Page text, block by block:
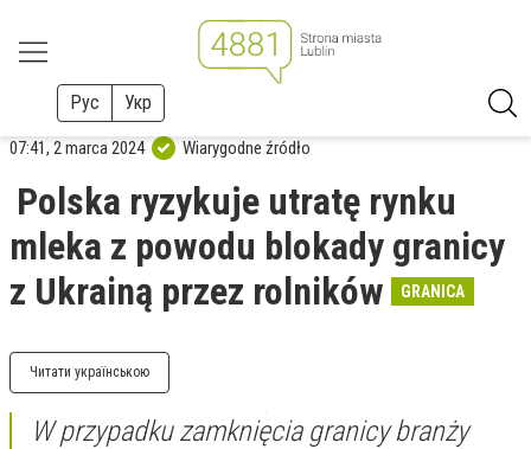
Рус Укр
07:41, 2 marca 2024 Wiarygodne źródło
Polska ryzykuje utratę rynku
mleka z powodu blokady granicy
z Ukrainą przez rolników
GRANICA
Читати українською
W przypadku zamknięcia granicy branży